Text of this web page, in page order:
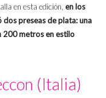
en esta edición, en los
preseas de plata: una
200 metros en estilo
(Italia)